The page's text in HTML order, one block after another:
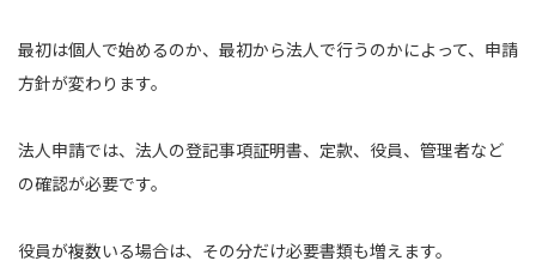
最初は個人で始めるのか、最初から法人で行うのかによって、申請
方針が変わります。
法人申請では、法人の登記事項証明書、定款、役員、管理者など
の確認が必要です。
役員が複数いる場合は、その分だけ必要書類も増えます。